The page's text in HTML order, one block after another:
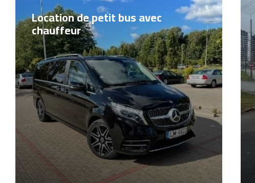
Location de petit bus avec
chauffeur